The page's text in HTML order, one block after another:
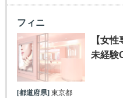
フィニ
【女
未経験
[都道府県] 東京都